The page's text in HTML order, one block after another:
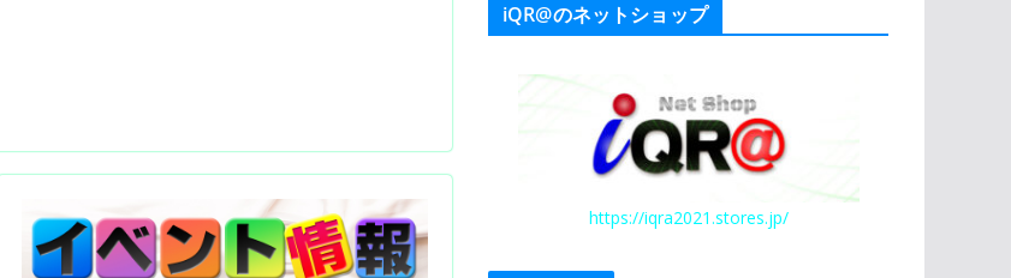
iQR@のネットショップ
https://iqra2021.stores.jp/